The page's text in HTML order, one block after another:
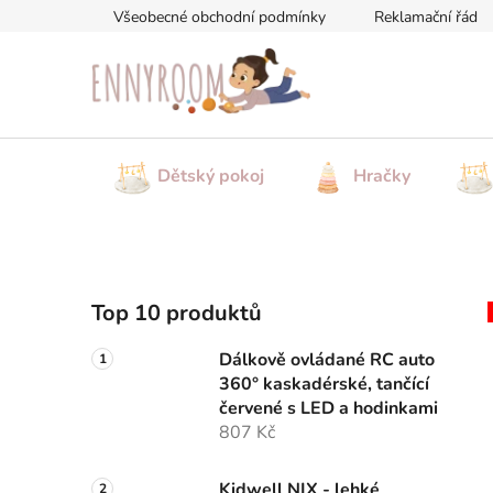
Všeobecné obchodní podmínky Reklamační řád
Dětský pokoj Hračky
o
s
t
Top 10 produktů
Dálkově ovládané RC auto
360° kaskadérské, tančící
červené s LED a hodinkami
807 Kč